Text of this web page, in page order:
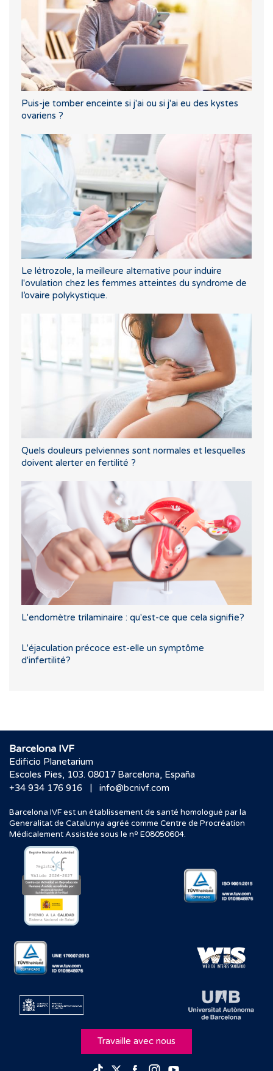
Puis-je tomber enceinte si j'ai ou si j'ai eu des kystes
ovariens ?
Le létrozole, la meilleure alternative pour induire
l'ovulation chez les femmes atteintes du syndrome de
l’ovaire polykystique.
Quels douleurs pelviennes sont normales et lesquelles
doivent alerter en fertilité ?
L'endomètre trilaminaire : qu'est-ce que cela signifie?
L'éjaculation précoce est-elle un symptôme
d'infertilité?
Barcelona IVF
Edificio Planetarium
Escoles Pies, 103. 08017 Barcelona, España
+34 934 176 916
| info@bcnivf.com
Barcelona IVF est un établissement de santé homologué par la
Generalitat de Catalunya agréé comme Centre de Procréation
Médicalement Assistée sous le nº E08050604.
Travaille avec nous